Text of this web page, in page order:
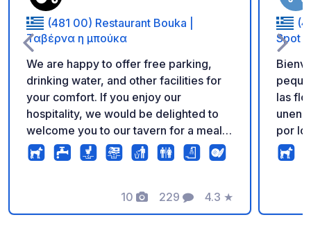
(481 00) Restaurant Bouka |
Ταβέρνα η μπούκα
We are happy to offer free parking,
drinking water, and other facilities for
your comfort. If you enjoy our
hospitality, we would be delighted to
welcome you to our tavern for a meal
and a taste of our local cuisine. Thank
you for your support, and we wish you
tavern's courtyard is not prohibited by
law. Our campervan customers are
10
Fotos
229
Comentarios
4.3
Calificación
★
Spot
las
unen. A su llegada, se verán envueltos
por
en
paz y
casa. Para nosotros, la hospitalidad es